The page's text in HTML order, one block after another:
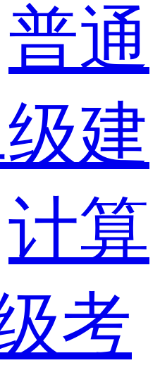
普通
建
计算
考